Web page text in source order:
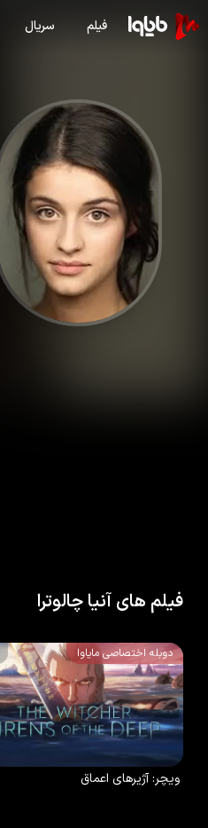
فیلم سریال
فیلم های آنیا چالوترا
دوبله اختصاصی مایاوا
2025
100 %
ویچر: آژیرهای اعماق